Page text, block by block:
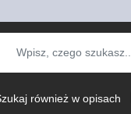
również w opisach